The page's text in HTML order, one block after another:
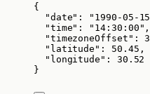
{
"date" : " 1990-05-15
"time" : " 14:30:00 " ,
"timezoneOffset" : 3
"latitude" : 50.45 ,
"longitude" : 30.52
}